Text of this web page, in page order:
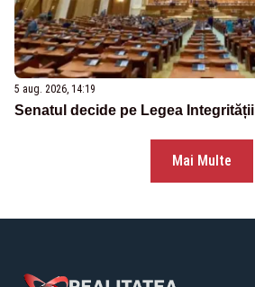
5 aug. 2026, 14:19
Senatul decide pe Legea Integrității
Mai Multe